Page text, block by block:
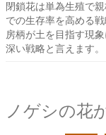
閉鎖花は単為生殖で
での生存率を高める
房柄が土を目指す現
深い戦略と言えます。